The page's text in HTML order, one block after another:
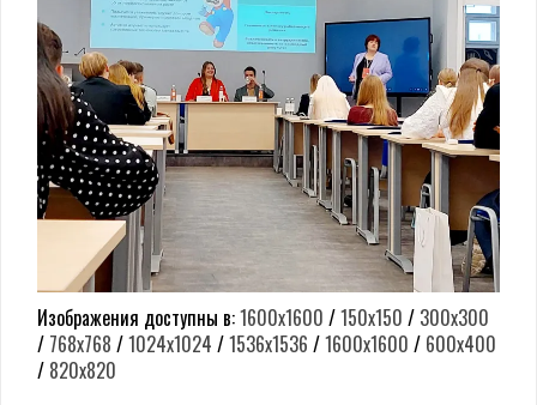
Изображения доступны в:1600x1600 /150x150 / 300x300
/ 768x768 /1024x1024 /1536x1536 /1600x1600 / 600x400
/ 820x820